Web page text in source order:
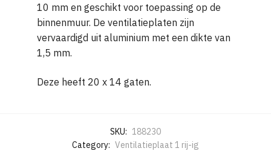
10 mm en geschikt voor toepassing op de
binnenmuur. De ventilatieplaten zijn
vervaardigd uit aluminium met een dikte van
1,5 mm.
Deze heeft 20 x 14 gaten.
SKU: 188230
Category: Ventilatieplaat 1 rij-ig